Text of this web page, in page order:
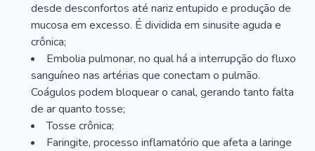
desde desconfortos até nariz entupido e produção de
mucosa em excesso. É dividida em sinusite aguda e
crônica;
Embolia pulmonar, no qual há a interrupção do fluxo
sanguíneo nas artérias que conectam o pulmão.
Coágulos podem bloquear o canal, gerando tanto falta
de ar quanto tosse;
Tosse crônica;
Faringite, processo inflamatório que afeta a laringe